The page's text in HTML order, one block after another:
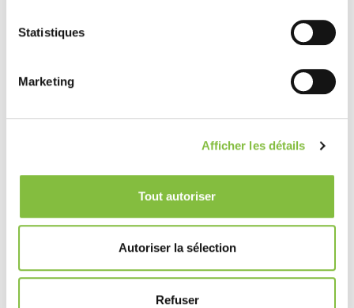
Statistiques
Marketing
Afficher les détails
Tout autoriser
Autoriser la sélection
Refuser